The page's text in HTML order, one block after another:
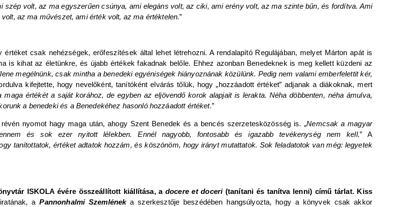
volt, az ma egyszerűen csúnya, ami elegáns volt, az ciki, ami erény volt, az ma szinte bűn, és fordítva. Ami
az ma művészet, ami érték volt, az ma értéktelen.”
csak nehézségek, erőfeszítések által lehet létrehozni. A rendalapító Regulájában, melyet Márton apát is
is kihat az életünkre, és újabb értékek fakadnak belőle. Ehhez azonban Benedeknek is meg kellett küzdeni az
megélnünk, csak mintha a benedeki egyéniségek hiányoznának közülünk. Pedig nem valami emberfelettit kér,
kifejtette, hogy nevelőként, tanítóként elvárás tőlük, hogy „hozzáadott értéket” adjanak a diákoknak, mert
maga értékét a saját korához, de egyben az eljövendő korok alapjait is lerakta. Néha döbbenten, néha ámulva,
a benedeki és a Benedekéhez hasonló hozzáadott értéket.”
nyomot hagy maga után, ahogy Szent Benedek és a bencés szerzetesközösség is. „Nemcsak a magyar
és sok ezer nyitott lélekben. Ennél nagyobb, fontosabb és igazabb tevékenység nem kell.” A
tanítottatok, értéket adtatok hozzám, és köszönöm, hogy irányt mutattatok. Sok feladatotok van még: legyetek
ISKOLA évére összeállított kiállítása, a docere et doceri (tanítani és tanítva lenni) című tárlat. Kiss
aPannonhalmi Szemléneka szerkesztője beszédében hangsúlyozta, hogy a könyvek csak akkor